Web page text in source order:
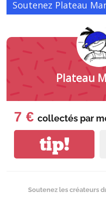
Soutenez Plateau
Plateau
7 € collectés par
tip!
Soutenez les créateurs